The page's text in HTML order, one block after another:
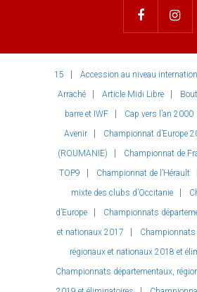
15 Accession au niveau
Arraché
Article Midi Libre
barre et IWF
Cap vers l’an 2000
Avenir
Championnat d’Europe
(ROUMANIE)
Championnat de
TOP9
Championnat de l’Hérault
mixte des clubs d’Occitanie
d’Europe
Championnats
et nationaux 2017
Championnats
régionaux et nationaux 2018 et
Championnats départementaux,